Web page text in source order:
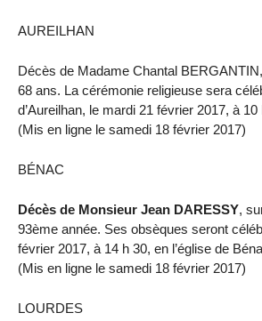
AUREILHAN
Décès de Madame Chantal
68 ans. La cérémonie religieuse sera
d’Aureilhan, le mardi 21 février 2017, à 10
(Mis en ligne le samedi 18 février 2017)
BÉNAC
Décès de Monsieur Jean DARESSY,
93ème année. Ses obsèques seront
février 2017, à 14 h 30, en l’église de
(Mis en ligne le samedi 18 février 2017)
LOURDES